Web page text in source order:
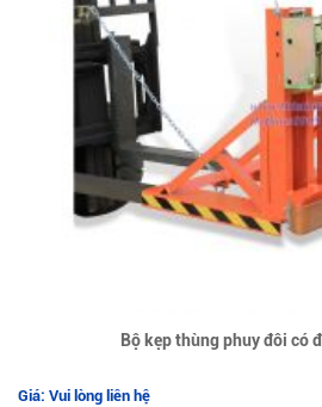
Bộ kẹp thùng phuy đôi có
Giá: Vui lòng liên hệ